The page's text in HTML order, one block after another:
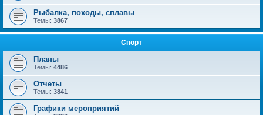
Рыбалка, походы, сплавы
Темы: 3867
Спорт
Планы
Темы: 4486
Отчеты
Темы: 3841
Графики мероприятий